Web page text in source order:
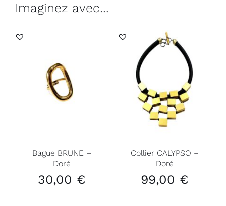
Imaginez avec…
Bague BRUNE –
Doré
30,00 €
Collier CALYPSO –
Doré
99,00 €